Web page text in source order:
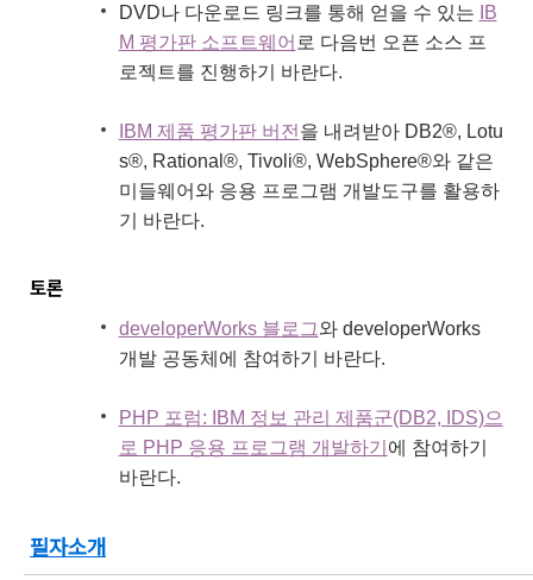
DVD나 다운로드 링크를 통해 얻을 수 있는
IB
M 평가판 소프트웨어 로 다음번 오픈 소스 프
로젝트를 진행하기 바란다.
IBM 제품 평가판 버전 을 내려받아 DB2®, Lotu
s®, Rational®, Tivoli®, WebSphere®와 같은
미들웨어와 응용 프로그램 개발도구를 활용하
기 바란다.
토론
developerWorks 블로그와 developerWorks
개발 공동체에 참여하기 바란다.
PHP 포럼: IBM 정보 관리 제품군(DB2, IDS)으
로 PHP 응용 프로그램 개발하기 에 참여하기
바란다.
필자소개